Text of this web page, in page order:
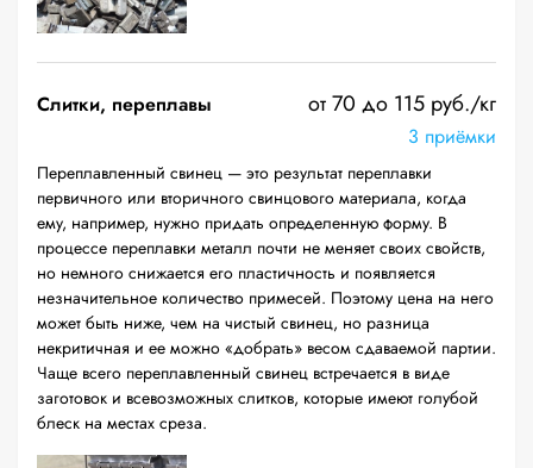
Слитки, переплавы от 70 до 115 руб./кг
3 приёмки
Переплавленный свинец — это результат переплавки
первичного или вторичного свинцового материала, когда
ему, например, нужно придать определенную форму. В
процессе переплавки металл почти не меняет своих свойств,
но немного снижается его пластичность и появляется
незначительное количество примесей. Поэтому цена на него
может быть ниже, чем на чистый свинец, но разница
некритичная и ее можно «добрать» весом сдаваемой партии.
Чаще всего переплавленный свинец встречается в виде
заготовок и всевозможных слитков, которые имеют голубой
блеск на местах среза.